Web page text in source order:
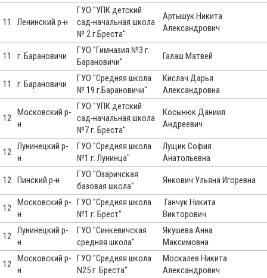
11 Ленинский р-н
ГУО "УПК детский
сад-начальная школа
№ 2 г.Бреста"
Артышук Никита
Александрович
11 г. Барановичи
ГУО "Гимназия №3 г.
Барановичи"
Галаш Матвей
11 г. Барановичи
ГУО "Средняя школа
№ 19 г.Барановичи"
Кислач Дарья
Александровна
12
Московский р-
н
ГУО "УПК детский
сад-начальная школа
№7 г. Бреста"
Косынюк Даниил
Андреевич
12
Лунинецкий р-
н
ГУО "Средняя школа
№1 г. Лунинца"
Лущик София
Анатольевна
12 Пинский р-н
ГУО "Озаричская
базовая школа"
Янкович Ульяна Игоревна
12
Московский р-
н
ГУО "Средняя школа
№1 г. Брест"
Ганчук Никита
Викторович
12
Лунинецкий р-
н
ГУО "Синкевичская
средняя школа"
Якушева Анна
Максимовна
12
Московский р-
н
ГУО "Средняя школа
N25 г. Бреста"
Москалев Никита
Александрович